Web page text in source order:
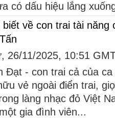
có dấu hiệu lắng
về con trai tài năng
26/11/2025, 10:51
Đạt - con trai cả của
vẻ ngoài điển trai,
làng nhạc đỏ Việt
gia đình viên...